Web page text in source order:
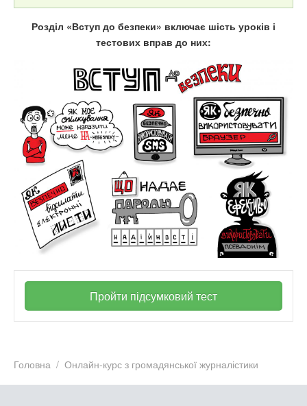
Розділ «Вступ до безпеки» включає шість уроків і
тестових вправ до них:
Пройти підсумковий тест
Головна Онлайн-курс з громадянської журналістики